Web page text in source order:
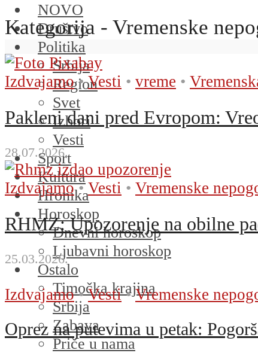
NOVO
Društvo
Politika
Srbija
Region
Svet
Izbori
Vesti
Sport
Kultura
Hronika
Horoskop
Dnevni horoskop
Ljubavni horoskop
Ostalo
Timočka krajina
Srbija
Zabava
Priče u nama
Kategorija - Vremenske
Izdvajamo • Vesti • vreme •
Pakleni dani pred Evropom:
28.07.2026.
Izdvajamo • Vesti • Vremenske
RHMZ: Upozorenje na obilne
25.03.2026.
Izdvajamo • Vesti • Vremenske
Oprez na putevima u petak: